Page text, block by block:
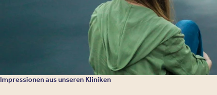
Impressionen aus unseren Kliniken